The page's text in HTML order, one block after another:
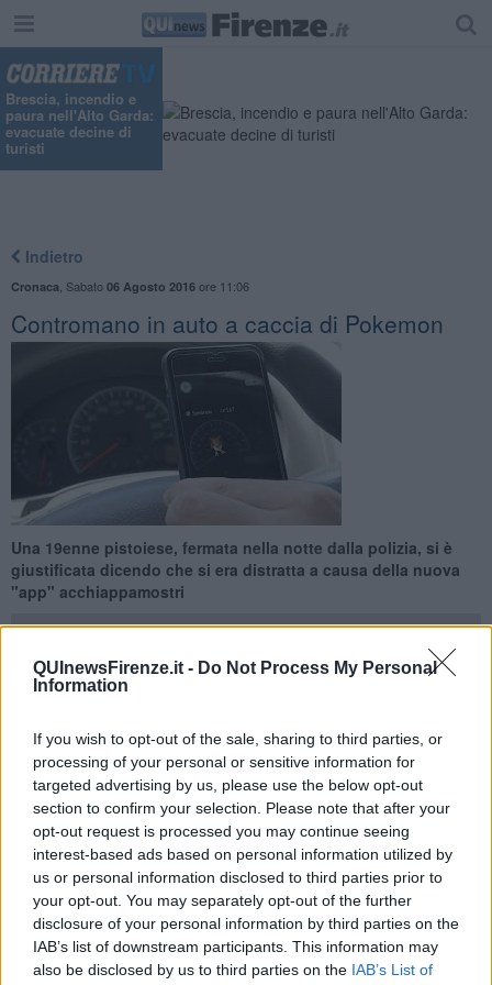
QUInewsFirenze.it - Do Not Process My Personal
Information
If you wish to opt-out of the sale, sharing to third parties, or
processing of your personal or sensitive information for
targeted advertising by us, please use the below opt-out
section to confirm your selection. Please note that after your
opt-out request is processed you may continue seeing
interest-based ads based on personal information utilized by
us or personal information disclosed to third parties prior to
your opt-out. You may separately opt-out of the further
disclosure of your personal information by third parties on the
IAB’s list of downstream participants. This information may
also be disclosed by us to third parties on the IAB’s List of
Brescia, incendio e
paura nell'Alto Garda:
evacuate decine di
turisti
Indietro
Cronaca Sabato 06 Agosto 2016ore 11:06
Contromano in auto a caccia di Pokemon
Una 19enne pistoiese, fermata nella notte dalla polizia, si è
giustificata dicendo che si era distratta a causa della nuova
"app" acchiappamostri
FIRENZE —Hanno forse pensato ad un ubriaco alla guida i
poliziotti di pattuglia che stanotte intorno alle tre hanno fermato
un'auto cheprocedeva contromano in viale Gori, alla periferia
nord-ovest di Firenze. Quando però si sono avvicinati all'abitacolo,
hanno visto due luci: erano i cellulari didue giovani intenti a
giocare a "Pokemon Go", la nuova applicazione per smartphone
che consiste in una sorte di cacia al mostro virtuale per le strade
delle città.
"Scusate, cercavo i Pokemon" ha ammesso con candore
disarmante la persona alla guida, una19enne neopatentata
originaria di Pistoia , spiegando di essersi distratta menyre con il